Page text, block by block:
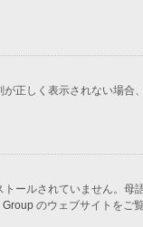
正しく表示されない場
ールされていません。
Groupのウェブサイトをご覧